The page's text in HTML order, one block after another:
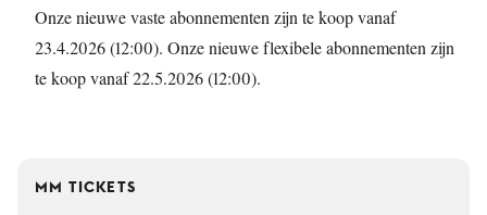
Onze nieuwe vaste abonnementen zijn te koop vanaf
23.4.2026 (12:00). Onze nieuwe flexibele abonnementen zijn
te koop vanaf 22.5.2026 (12:00).
MM TICKETS